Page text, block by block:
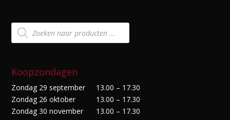
Producten
zoeken
Koopzondagen
Zondag 29 september
13.00 – 17.30
Zondag 26 oktober
13.00 – 17.30
Zondag 30 november
13.00 – 17.30